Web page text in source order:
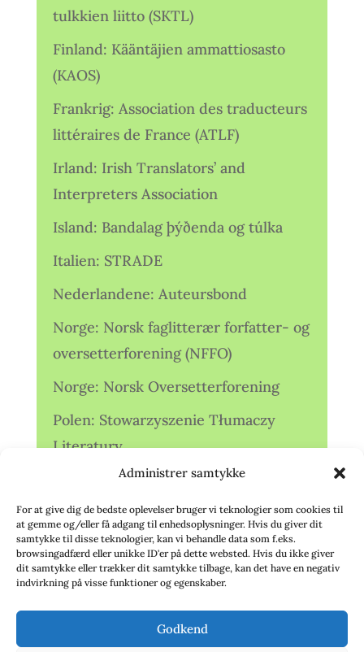
Administrer samtykke
For at give dig de bedste oplevelser bruger vi teknologier som cookies til
at gemme og/eller få adgang til enhedsoplysninger. Hvis du giver dit
samtykke til disse teknologier, kan vi behandle data som f.eks.
browsingadfærd eller unikke ID'er på dette websted. Hvis du ikke giver
dit samtykke eller trækker dit samtykke tilbage, kan det have en negativ
indvirkning på visse funktioner og egenskaber.
Godkend
tulkkien liitto (SKTL)
Finland: Kääntäjien ammattiosasto
(KAOS)
Frankrig: Association des traducteurs
littéraires de France (ATLF)
Irland: Irish Translators’ and
Interpreters Association
Island: Bandalag þýðenda og túlka
Italien: STRADE
Nederlandene: Auteursbond
Norge: Norsk faglitterær forfatter- og
oversetterforening (NFFO)
Norge: Norsk Oversetterforening
Polen: Stowarzyszenie Tłumaczy
Literatury
Storbritannien: Translators
Association (TA)
Sverige: Översättarsektionen (Ö.)
Sverige: Översättarcentrum (ÖC)
deutschsprachiger Übersetzer (VdÜ)